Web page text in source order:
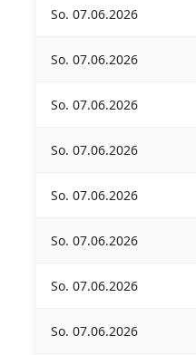
So. 07.06.2026
So. 07.06.2026
So. 07.06.2026
So. 07.06.2026
So. 07.06.2026
So. 07.06.2026
So. 07.06.2026
So. 07.06.2026